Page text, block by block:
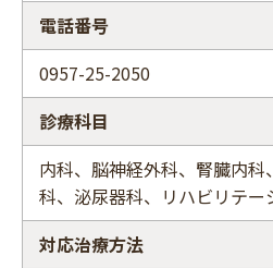
電話番号
0957-25-2050
診療科目
内科、脳神経外科、腎臓内
科、泌尿器科、リハビリテー
対応治療方法